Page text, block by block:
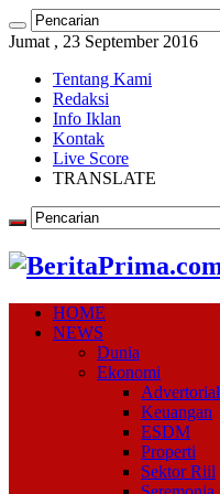
Jumat , 23 September 2016
Tentang Kami
Redaksi
Info Iklan
Kontak
Live Score
TRANSLATE
HOME
NEWS
Dunia
Ekonomi
Advertorial
Keuangan
ESDM
Properti
Sektor Riil